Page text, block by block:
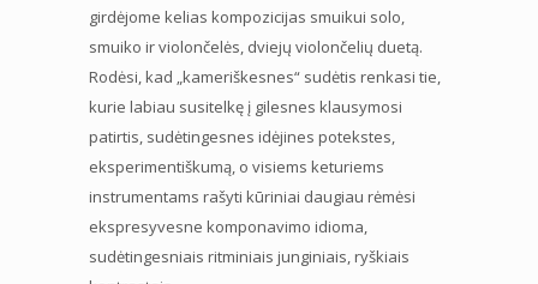
girdėjome kelias kompozicijas smuikui solo,
smuiko ir violončelės, dviejų violončelių duetą.
Rodėsi, kad „kameriškesnes“ sudėtis renkasi tie,
kurie labiau susitelkę į gilesnes klausymosi
patirtis, sudėtingesnes idėjines potekstes,
eksperimentiškumą, o visiems keturiems
instrumentams rašyti kūriniai daugiau rėmėsi
ekspresyvesne komponavimo idioma,
sudėtingesniais ritminiais junginiais, ryškiais